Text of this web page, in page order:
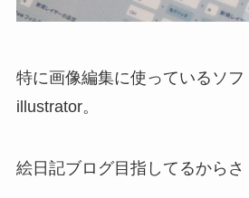
特に画像編集に使っているソフ
illustrator。
絵日記ブログ目指してるからさ